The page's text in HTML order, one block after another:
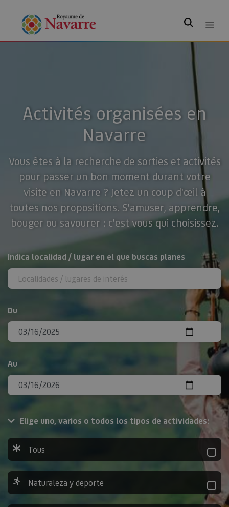
Rechercher
Activités organisées en
Navarre
Vous êtes à la recherche de sorties et activités
pour passer un bon moment durant votre
visite en Navarre ? Jetez un coup d'œil à
toutes nos propositions. S'amuser, apprendre,
bouger ou savourer : c'est vous qui choisissez.
Rechercher
Indica localidad / lugar en el que buscas planes
Du
Au
Elige uno, varios o todos los tipos de actividades:
Tous
Naturaleza y deporte